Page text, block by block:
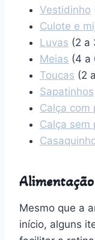
Vestidinho
Culote e
Luvas (2 a
Meias (4 a
Toucas (2
Sapatinhos
Calça com
Calça sem
Alimentação
Mesmo que a
início, alguns